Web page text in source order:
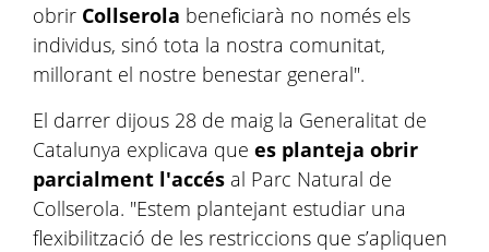
obrir Collserola beneficiarà no només els
individus, sinó tota la nostra comunitat,
millorant el nostre benestar general".
El darrer dijous 28 de maig la Generalitat de
Catalunya explicava que es planteja obrir
parcialment l'accés al Parc Natural de
Collserola. "Estem plantejant estudiar una
flexibilització de les restriccions que s’apliquen